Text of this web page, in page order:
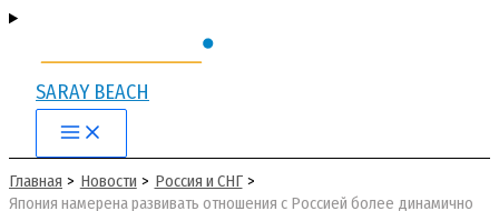
SARAY BEACH
Main
Menu
Главная Новости
Россия и СНГ
Япония намерена развивать отношения с Россией более динамично